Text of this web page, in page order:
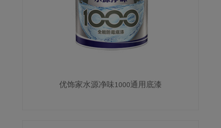
优饰家水源净味1000通用底漆